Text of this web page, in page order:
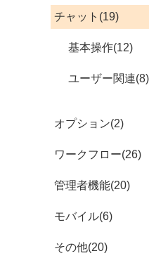
チャット(19)
基本操作(12)
ユーザー関連(8)
オプション(2)
ワークフロー(26)
管理者機能(20)
モバイル(6)
その他(20)